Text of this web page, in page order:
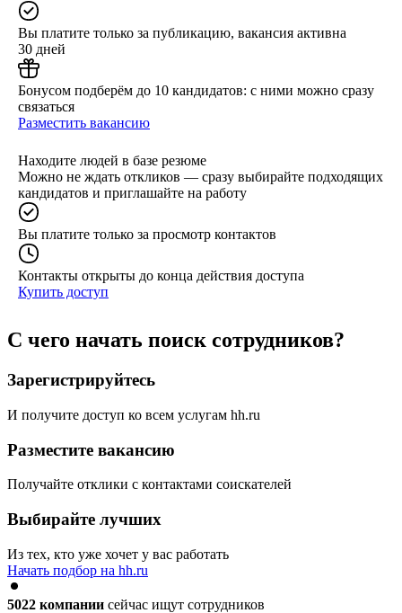
Вы платите только за публикацию, вакансия активна
30 дней
Бонусом подберём до 10 кандидатов: с ними можно сразу
связаться
Разместить вакансию
Находите людей в базе резюме
Можно не ждать откликов — сразу выбирайте подходящих
кандидатов и приглашайте на работу
Вы платите только за просмотр контактов
Контакты открыты до конца действия доступа
Купить доступ
С чего начать поиск сотрудников?
Зарегистрируйтесь
И получите доступ ко всем услугам hh.ru
Разместите вакансию
Получайте отклики с контактами соискателей
Выбирайте лучших
Из тех, кто уже хочет у вас работать
Начать подбор на hh.ru
5022 компании сейчас ищут сотрудников